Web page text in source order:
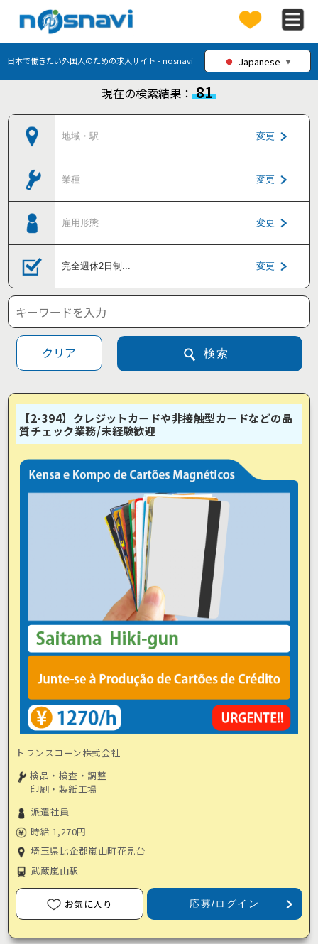
日本で働きたい外国人のための求人サイト - nosnavi Japanese ▼
現在の検索結果： 81
地域・駅 変更
業種 変更
雇用形態 変更
完全週休2日制 ... 変更
クリア 検索
【2-394】クレジットカードや非接触型カードなどの品
質チェック業務/未経験歓迎
トランスコーン株式会社
検品・検査・調整
印刷・製紙工場
派遣社員
時給 1,270円
埼玉県比企郡嵐山町花見台
武蔵嵐山駅
お気に入り 応募/ログイン